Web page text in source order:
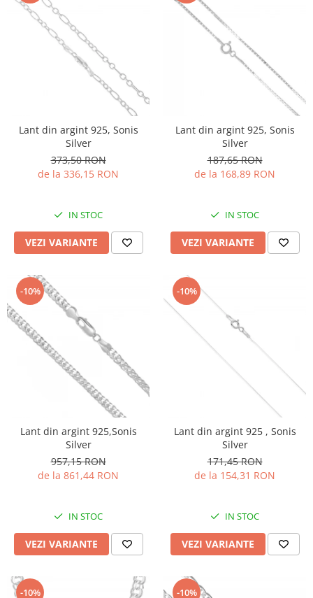
Lant din argint 925, Sonis
Silver
373,50 RON
de la 336,15 RON
IN STOC
VEZI VARIANTE
Lant din argint 925, Sonis
Silver
187,65 RON
de la 168,89 RON
IN STOC
VEZI VARIANTE
-10%
Lant din argint 925,Sonis
Silver
957,15 RON
de la 861,44 RON
IN STOC
VEZI VARIANTE
-10%
Lant din argint 925 , Sonis
Silver
171,45 RON
de la 154,31 RON
IN STOC
VEZI VARIANTE
-10% -10%